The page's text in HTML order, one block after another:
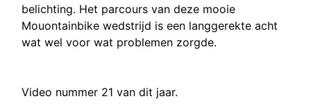
belichting. Het parcours van deze mooie
Mouontainbike wedstrijd is een langgerekte acht
wat wel voor wat problemen zorgde.
Video nummer 21 van dit jaar.